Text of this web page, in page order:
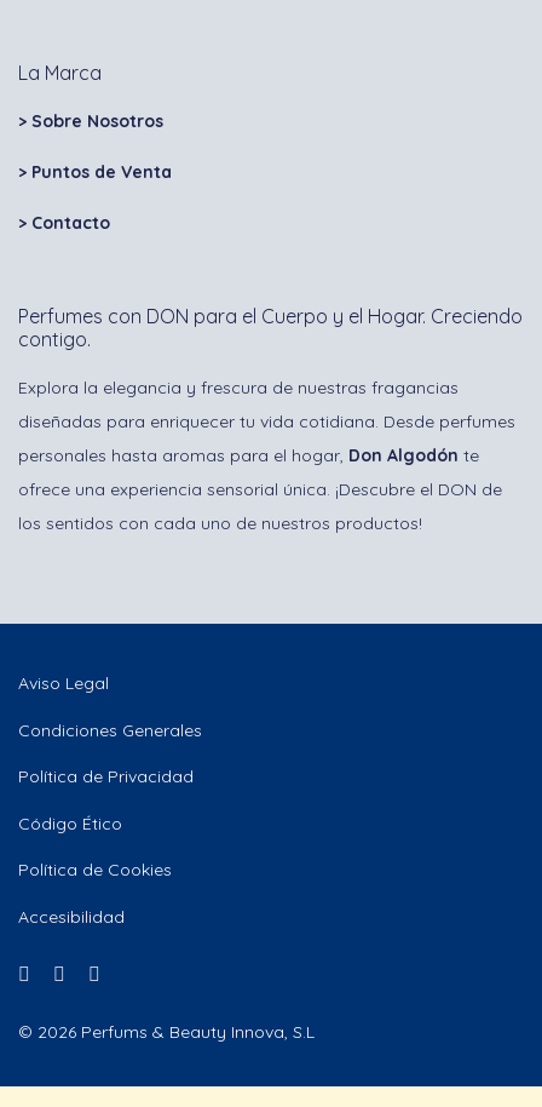
La Marca
> Sobre Nosotros
> Puntos de Venta
> Contacto
Perfumes con DON para el Cuerpo y el Hogar. Creciendo
contigo.
Explora la elegancia y frescura de nuestras fragancias
diseñadas para enriquecer tu vida cotidiana. Desde perfumes
personales hasta aromas para el hogar, Don Algodón te
ofrece una experiencia sensorial única. ¡Descubre el DON de
los sentidos con cada uno de nuestros productos!
Aviso Legal
Condiciones Generales
Política de Privacidad
Código Ético
Política de Cookies
Accesibilidad
© 2026 Perfums & Beauty Innova, S.L